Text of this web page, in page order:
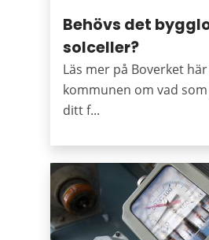
Behövs det
solceller?
Läs mer på Boverket
kommunen om vad
ditt f...